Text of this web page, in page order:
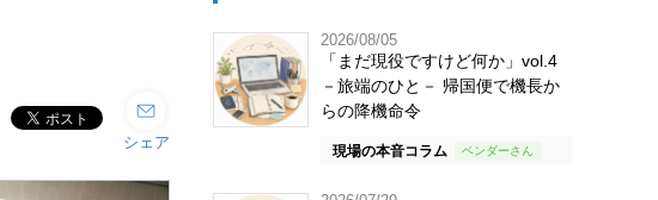
シェア
2026/08/05
「まだ現役ですけど何か」vol.4
－旅端のひと－ 帰国便で機長か
らの降機命令
現場の本音コラム